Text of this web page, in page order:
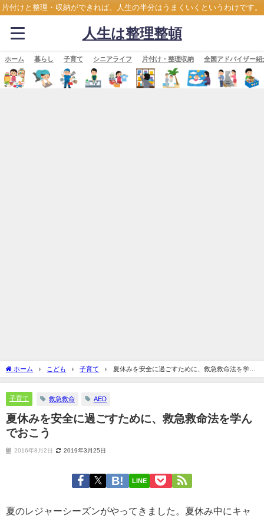
片付けと整理・収納ができれば、人生の半分はうまくいくというわけです。
人生は整理整頓
ホーム 暮らし 子育て シニアライフ 片付け・整理収納 全国アドバイザー紹
ホーム こども 子育て
夏休みを安全に過ごすために、救急救命法を学ん
でおこう
子育て 救急救命 AED
夏休みを安全に過ごすために、救急救命法を学ん
でおこう
2016年8月2日 2019年3月25日
LINE
夏のレジャーシーズンがやってきました。夏休み中にキャ